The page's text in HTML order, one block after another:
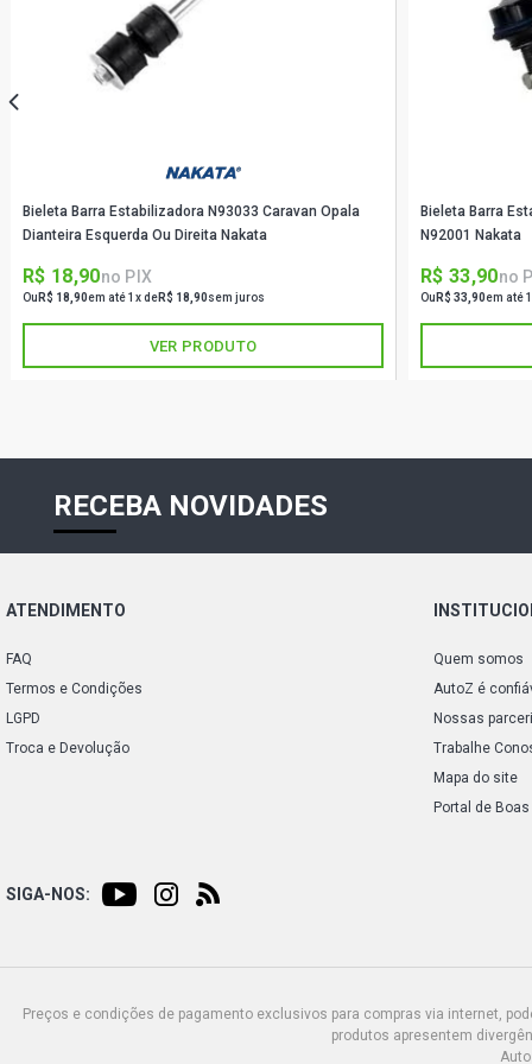
Bieleta Barra Estabilizadora N93033 Caravan Opala
Dianteira Esquerda Ou Direita Nakata
R$ 18,90no PIX
Ou R$ 18,90em até 1x deR$ 18,90sem juros
VER PRODUTO
Bieleta Barra
N92001 Nakata
R$ 33,90no
Ou R$ 33,90em até
RECEBA NOVIDADES
ATENDIMENTO
FAQ
Termos e Condições
LGPD
Troca e Devolução
Quem somos
AutoZ é
Nossas
Trabalhe
Mapa do site
Portal de
SIGA-NOS:
Preços e condições de pagamento exclusivos para compras via internet,
produtos apresentem